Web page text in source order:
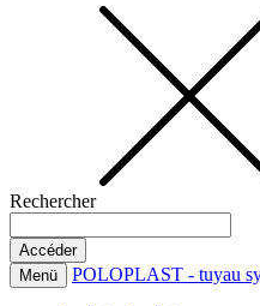
Rechercher
Menü POLOPLAST - tuyau